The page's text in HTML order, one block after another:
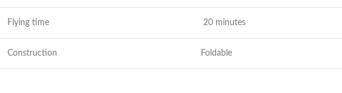
Flying time 20 minutes
Construction Foldable